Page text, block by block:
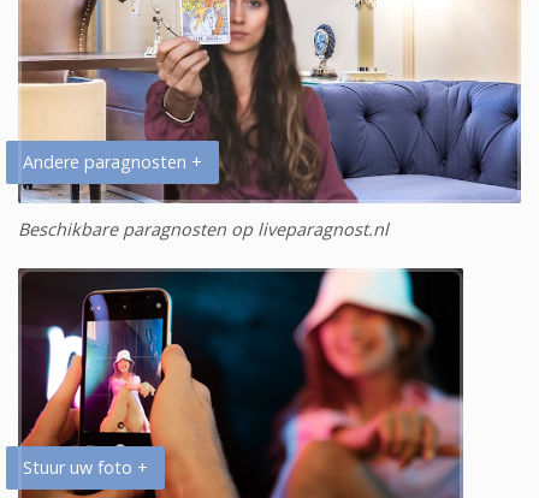
Andere paragnosten +
Beschikbare paragnosten op liveparagnost.nl
Stuur uw foto +